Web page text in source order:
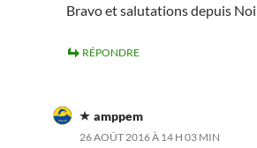
Bravo et salutations depuis
RÉPONDRE
amppem
26 AOÛT 2016 À 14 H 03 MIN